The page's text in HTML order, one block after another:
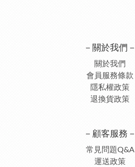
－關於我們－
關於我們
會員服務條款
隱私權政策
退換貨政策
－顧客服務－
常見問題Q&A
運送政策